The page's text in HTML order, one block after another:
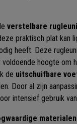
verstelbare
praktisch plat kan
heeft. Deze
voldoende hoogte om
de uitschuifbare
Door al zijn
intensief gebruik
materialen